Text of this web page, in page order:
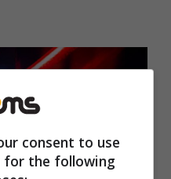
consent to use
for the following